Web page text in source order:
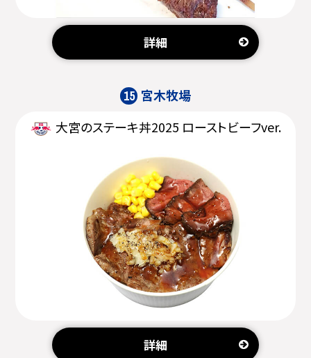
詳細
15 宮木牧場
大宮のステーキ丼2025 ローストビーフver.
詳細